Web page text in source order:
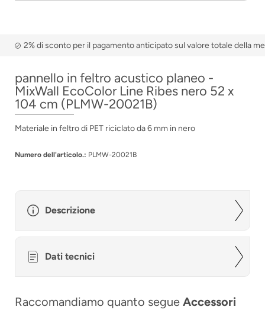
2% di sconto per il pagamento anticipato sul valore totale della
pannello in feltro acustico planeo -
MixWall EcoColor Line Ribes nero 52 x
104 cm (PLMW-20021B)
Materiale in feltro di PET riciclato da 6 mm in nero
Numero dell'articolo.: PLMW-20021B
Descrizione
Dati tecnici
Raccomandiamo quanto segue Accessori